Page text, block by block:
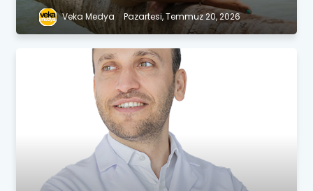
Veka Medya Pazartesi, Temmuz 20, 2026